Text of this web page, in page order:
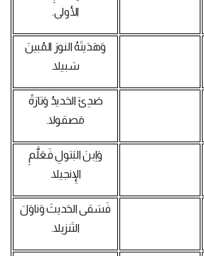
الأولى.
وَهَدَيتَهُ النورَ المُبينَ
سَبيلا.
صَدِئَ الحَديدُ وَتارَةً
مَصقولا.
وَاِبنَ البَتولِ فَعَلَّمِ
الإِنجيلا.
فَسَقى الحَديثَ وَناوَلَ
التَنزيلا.